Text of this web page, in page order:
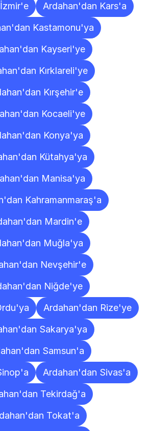
Ardahan'dan Kars'a
Kastamonu'ya
Kayseri'ye
Kırklareli'ye
Kırşehir'e
Kocaeli'ye
Konya'ya
Kütahya'ya
Manisa'ya
Kahramanmaraş'a
Mardin'e
Muğla'ya
Nevşehir'e
Niğde'ye
Ardahan'dan Rize'ye
Sakarya'ya
Samsun'a
Ardahan'dan Sivas'a
Tekirdağ'a
Tokat'a